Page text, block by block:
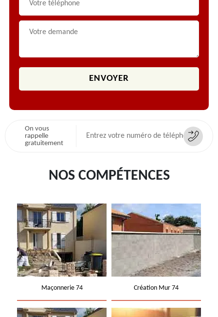
On vous
rappelle
gratuitement
NOS COMPÉTENCES
Maçonnerie 74 Création Mur 74